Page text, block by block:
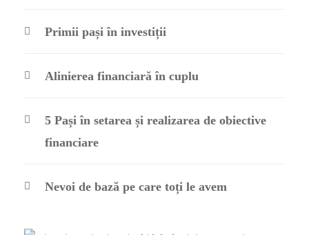
Primii pași în investiții
Alinierea financiară în cuplu
5 Pași în setarea și realizarea de obiective
financiare
Nevoi de bază pe care toți le avem